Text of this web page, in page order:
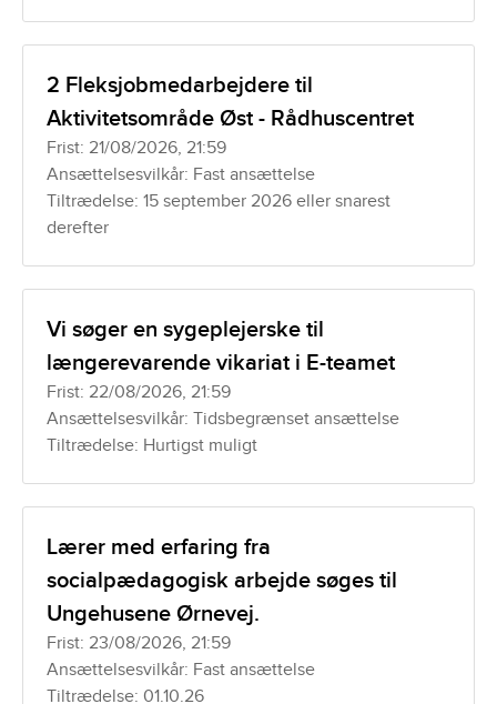
2 Fleksjobmedarbejdere til
Aktivitetsområde Øst - Rådhuscentret
Frist: 21/08/2026, 21:59
Ansættelsesvilkår: Fast ansættelse
Tiltrædelse: 15 september 2026 eller snarest
derefter
Vi søger en sygeplejerske til
længerevarende vikariat i E-teamet
Frist: 22/08/2026, 21:59
Ansættelsesvilkår: Tidsbegrænset ansættelse
Tiltrædelse: Hurtigst muligt
Lærer med erfaring fra
socialpædagogisk arbejde søges til
Ungehusene Ørnevej.
Frist: 23/08/2026, 21:59
Ansættelsesvilkår: Fast ansættelse
Tiltrædelse: 01.10.26